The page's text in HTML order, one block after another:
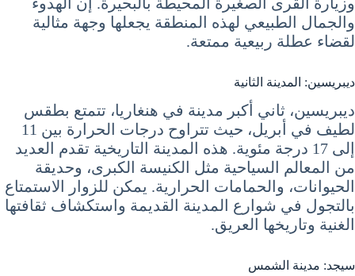
والجمال الطبيعي لهذه المنطقة يجعلها وجهة مثالية
لقضاء عطلة ربيعية ممتعة.
ديبريسين: المدينة الثانية
ديبريسين، ثاني أكبر مدينة في هنغاريا، تتمتع بطقس
لطيف في أبريل، حيث تتراوح درجات الحرارة بين 11
إلى 17 درجة مئوية. هذه المدينة التاريخية تقدم العديد
من المعالم السياحية مثل الكنيسة الكبرى، وحديقة
الحيوانات، والحمامات الحرارية. يمكن للزوار الاستمتاع
بالتجول في شوارع المدينة القديمة واستكشاف ثقافتها
الغنية وتاريخها العريق.
سيجد: مدينة الشمس